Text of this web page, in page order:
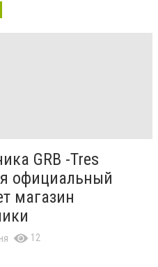
GRB -Tres
официальный
магазин
12